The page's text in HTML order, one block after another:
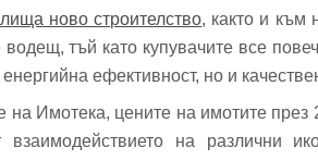
ново строителство, както и към
тъй като купувачите все
ефективност, но и
на Имотека, цените на имотите
взаимодействието на различни